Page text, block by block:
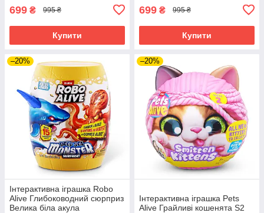
699 ₴ 995 ₴
Купити
699 ₴ 995 ₴
Купити
–20%
Інтерактивна іграшка Robo
Alive Глибоководний сюрприз
Велика біла акула
–20%
Інтерактивна іграшка Pets
Alive Грайливі кошенята S2